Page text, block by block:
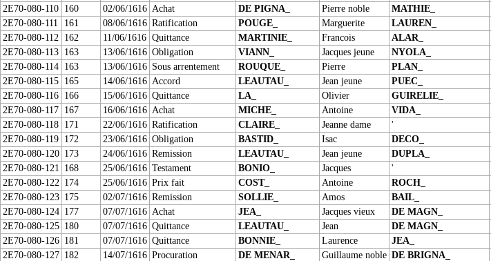
2E70-080-110
160 02/06/1616 Achat DE PIGNA_ Pierre noble MATHIE_
2E70-080-111
161 08/06/1616 Ratification POUGE_ Marguerite LAUREN_
2E70-080-112
162 11/06/1616 Quittance MARTINIE_ Francois ALAR_
2E70-080-113
163 13/06/1616 Obligation VIANN_ Jacques jeune NYOLA_
2E70-080-114
163 13/06/1616 Sous arrentement ROUQUE_ Pierre PLAN_
2E70-080-115
165 14/06/1616 Accord LEAUTAU_ Jean jeune PUEC_
2E70-080-116
166 15/06/1616 Quittance LA_ Olivier GUIRELIE_
2E70-080-117
167 16/06/1616 Achat MICHE_ Antoine VIDA_
2E70-080-118
171 22/06/1616 Ratification CLAIRE_ Jeanne dame '
2E70-080-119
172 23/06/1616 Obligation BASTID_ Isac DECO_
2E70-080-120 173 24/06/1616 Remission LEAUTAU_ Jean jeune DUPLA_
2E70-080-121
168 25/06/1616 Testament BONIO_ Jacques '
2E70-080-122 174 25/06/1616 Prix fait COST_ Antoine ROCH_
2E70-080-123 175 02/07/1616 Remission SOLLIE_ Amos BAIL_
2E70-080-124 177 07/07/1616 Achat JEA_ Jacques vieux DE MAGN_
2E70-080-125 180 07/07/1616 Quittance LEAUTAU_ Jean DE MAGN_
2E70-080-126 181 07/07/1616 Quittance BONNIE_ Laurence JEA_
2E70-080-127 182 14/07/1616 Procuration DE MENAR_ Guillaume noble DE BRIGNA_